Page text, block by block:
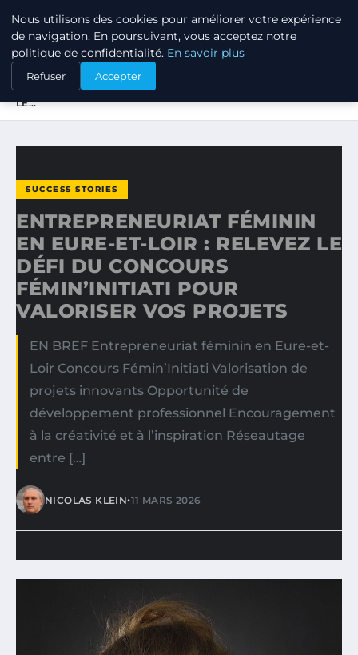
TUEZ-LES TOUS
ACCUEIL
SUCCESS STORIES
ENTREPRENEURIAT FÉMININ EN EURE-ET-LOIR : RELEVEZ
LE…
SUCCESS STORIES
ENTREPRENEURIAT FÉMININ
EN EURE-ET-LOIR : RELEVEZ LE
DÉFI DU CONCOURS
FÉMIN’INITIATI POUR
VALORISER VOS PROJETS
EN BREF Entrepreneuriat féminin en Eure-et-
Loir Concours Fémin’Initiati Valorisation de
projets innovants Opportunité de
développement professionnel Encouragement
à la créativité et à l’inspiration Réseautage
entre […]
NICOLAS KLEIN•11 MARS 2026
Nous utilisons des cookies pour améliorer votre expérience
de navigation. En poursuivant, vous acceptez notre
politique de confidentialité. En savoir plus
Refuser Accepter